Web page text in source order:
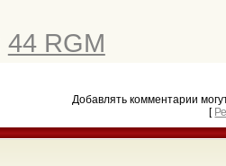
44 RGM
Добавлять комментарии
[